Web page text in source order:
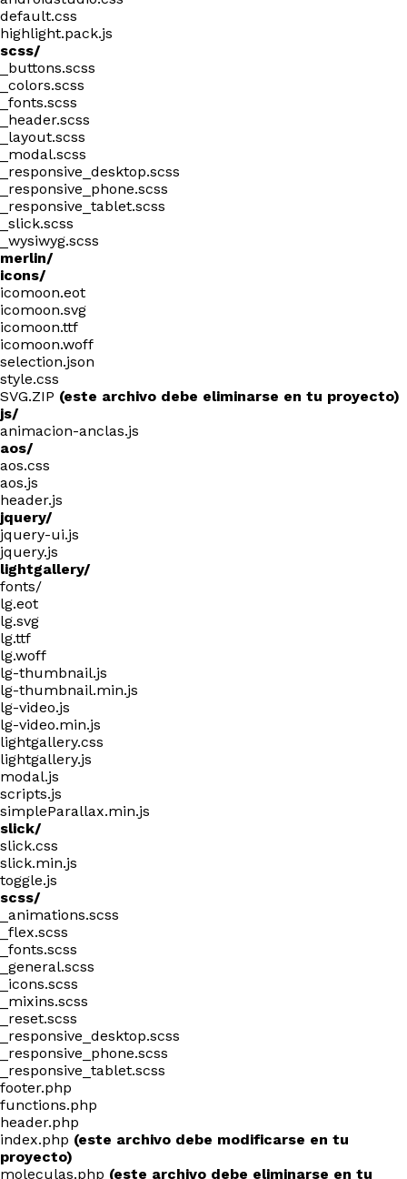
default.css
highlight.pack.js
scss/
_buttons.scss
_colors.scss
_fonts.scss
_header.scss
_layout.scss
_modal.scss
_responsive_desktop.scss
_responsive_phone.scss
_responsive_tablet.scss
_slick.scss
_wysiwyg.scss
merlin/
icons/
icomoon.eot
icomoon.svg
icomoon.ttf
icomoon.woff
selection.json
style.css
SVG.ZIP (este archivo debe eliminarse en tu proyecto)
js/
animacion-anclas.js
aos/
aos.css
aos.js
header.js
jquery/
jquery-ui.js
jquery.js
lightgallery/
fonts/
lg.eot
lg.svg
lg.ttf
lg.woff
lg-thumbnail.js
lg-thumbnail.min.js
lg-video.js
lg-video.min.js
lightgallery.css
lightgallery.js
modal.js
scripts.js
simpleParallax.min.js
slick/
slick.css
slick.min.js
toggle.js
scss/
_animations.scss
_flex.scss
_fonts.scss
_general.scss
_icons.scss
_mixins.scss
_reset.scss
_responsive_desktop.scss
_responsive_phone.scss
_responsive_tablet.scss
footer.php
functions.php
header.php
index.php (este archivo debe modificarse en tu
proyecto)
moleculas.php (este archivo debe eliminarse en tu